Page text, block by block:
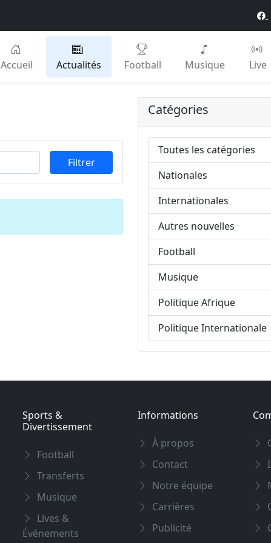
Accueil Actualités Football Musique Live
Filtrer
Catégories
Toutes les catégories
Nationales
Internationales
Autres nouvelles
Football
Musique
Politique Afrique
Politique Internationale
Sports &
Divertissement
Football
Transferts
Musique
Lives &
Événements
Informations
À propos
Contact
Notre équipe
Carrières
Publicité